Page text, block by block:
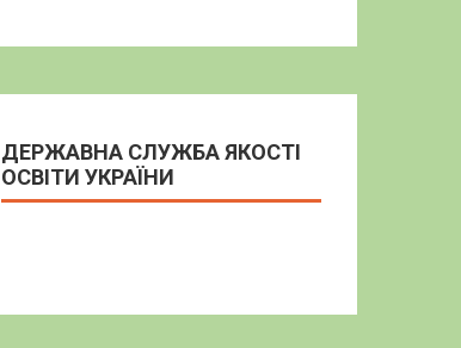
ДЕРЖАВНА СЛУЖБА ЯКОСТІ
ОСВІТИ УКРАЇНИ